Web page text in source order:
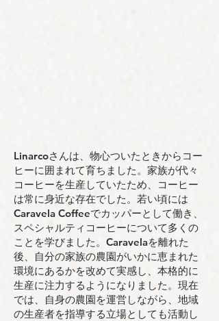
Linarcoさんは、物心ついたときからコー
ヒーに囲まれて育ちました。家族が代々
コーヒーを生産していたため、コーヒー
は常に身近な存在でした。若い頃には
Caravela Coffeeでカッパーとして働き、
スペシャルティコーヒーについて多くの
ことを学びました。Caravelaを離れた
後、自分の家族の農園がいかに恵まれた
環境にあるかを改めて実感し、本格的に
生産に注力するようになりました。現在
では、自身の農園を運営しながら、地域
の生産者を指導する立場としても活動し